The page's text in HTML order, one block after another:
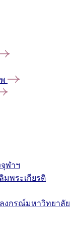
ฬาฯ
มพระเกียรติ
งกรณ์มหาวิทยาลัย